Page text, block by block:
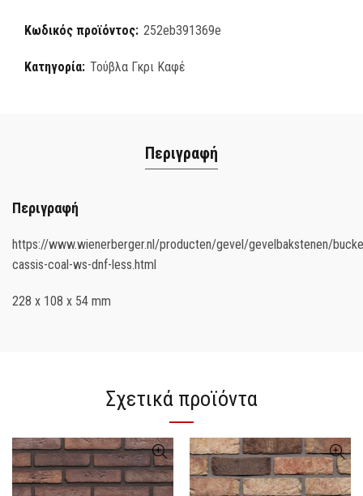
Κωδικός προϊόντος: 252eb391369e
Κατηγορία: Τούβλα Γκρι Καφέ
Περιγραφή
Περιγραφή
https://www.wienerberger.nl/producten/gevel/gevelbakstenen/
cassis-coal-ws-dnf-less.html
228 x 108 x 54 mm
Σχετικά προϊόντα